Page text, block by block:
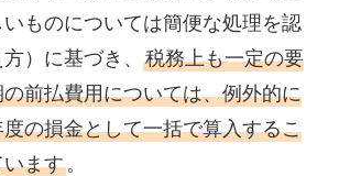
ものについては簡便な処理を認
）に基づき、 税務上も一定の要
前払費用については、例外的に
の損金として一括で算入するこ
ます。